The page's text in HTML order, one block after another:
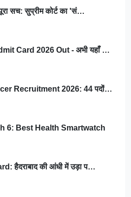
सच: सुप्रीम कोर्ट का 'सं…
Card 2026 Out - अभी यहाँ …
Recruitment 2026: 44 पदों…
6: Best Health Smartwatch
हैदराबाद की आंधी में उड़ा प…